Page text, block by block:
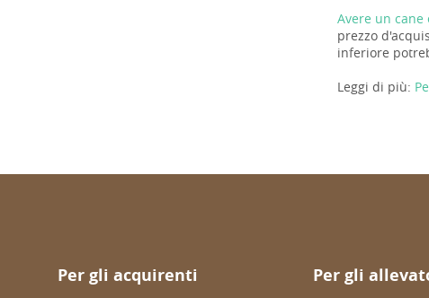
Avere un cane
prezzo
inferiore
Leggi di più:
Per gli acquirenti Per gli